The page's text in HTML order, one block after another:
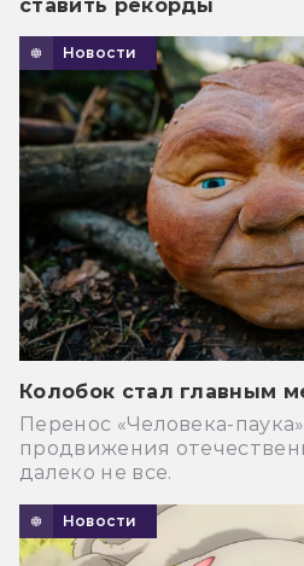
ставить рекорды
Новости
Колобок стал главным
Перенос «Человека-
продвижения
далеко не все.
Новости